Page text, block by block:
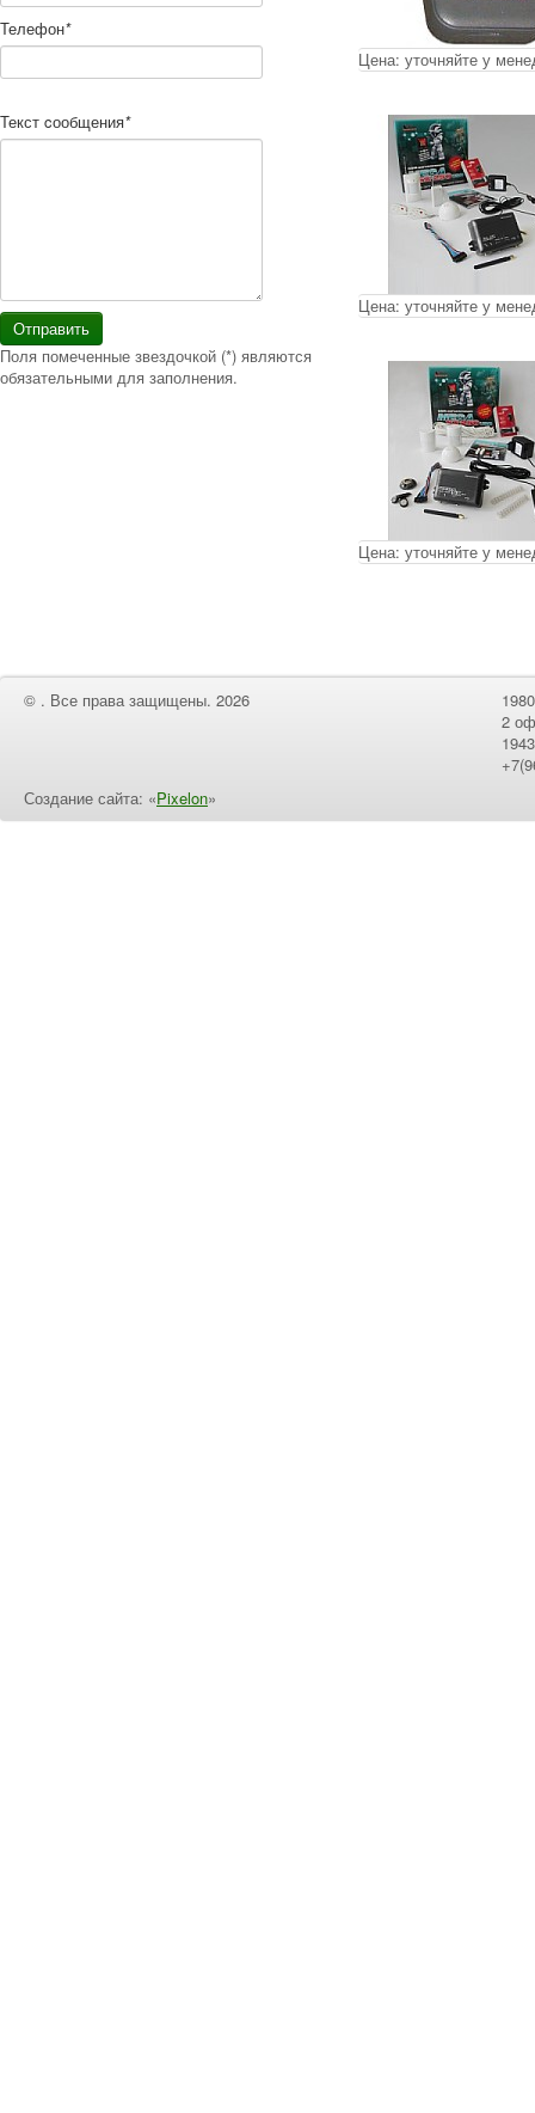
Телефон*
Текст cообщения*
Отправить
Поля помеченные звездочкой (*) являются
обязательными для заполнения.
Цена: уточняйте у
Цена: уточняйте у
Цена: уточняйте у
© . Все права защищены. 2026
2
Создание сайта: «Pixelon»